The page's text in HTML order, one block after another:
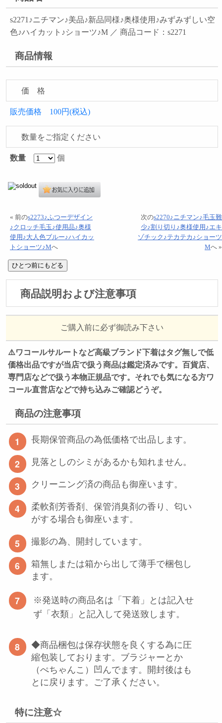
s2271♪ニチマン♪美品♪新品同様♪奥様使用♪みずみずしい空
色♪ハイカット♪ショーツ♪M ／ 商品コード：s2271
商品情報
価 格
販売価格 100円(税込)
数量をご指定ください
数量 個
« 前のs2273♪ふつーデザイン
♪クロッチ毛玉♪使用品♪奥様
使用♪大人色ブルー♪ハイカッ
トショーツ♪Mへ
次のs2270♪ニチマン♪毛玉難
少♪割り切り♪奥様使用♪エキ
ゾチック♪テカテカ♪ショーツ
Mへ »
商品説明および注意事項
ご購入前に必ず御読み下さい
⚠️ワコールサルートなど高級ブランド下着はタグ無しで低
価格出品ですが当店で扱う商品は鑑定済みです。百貨店、
専門店などで扱う本物正規品です。それでも気になる方ワ
コール直営店などで持ち込みご確認どうぞ。
商品の注意事項
長期保管商品の為低価格で出品します。
見落としのシミがあるかも知れません。
クリーニング済の商品も御座います。
柔軟剤芳香剤、保管消臭剤の香り、匂い
がする場合も御座います。
撮影の為、開封しています。
箱無しまたは箱から出して薄手で梱包し
ます。
※発送時の商品名は「下着」とは記入せ
ず「衣類」と記入して発送致します。
◆商品梱包は保存状態を良くする為に圧
縮包装しております。ブラジャーとか
（ぺちゃんこ）凹んでます。開封後はも
とに戻ります。ご了承ください。
特に注意☆